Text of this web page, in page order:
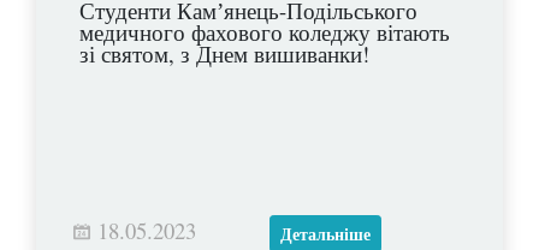
Студенти Камʼянець-Подільського
медичного фахового коледжу вітають
зі святом, з Днем вишиванки!
18.05.2023 Детальніше